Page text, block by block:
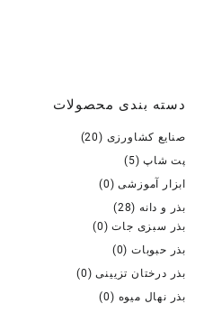
دسته بندی محصولات
صنایع کشاورزی (20)
پت شاپ (5)
ابزار آموزشی (0)
بذر و دانه (28)
بذر سبزی جات (0)
بذر حبوبات (0)
بذر درختان تزیینی (0)
بذر نهال میوه (0)